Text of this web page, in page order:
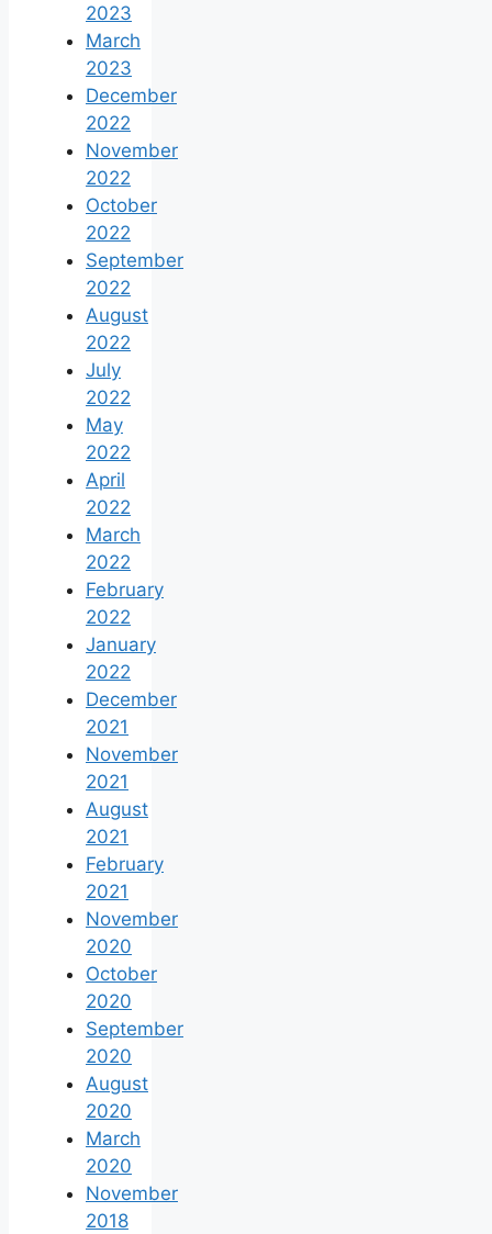
2023
March
2023
December
2022
November
2022
October
2022
September
2022
August
2022
July
2022
May
2022
April
2022
March
2022
February
2022
January
2022
December
2021
November
2021
August
2021
February
2021
November
2020
October
2020
September
2020
August
2020
March
2020
November
2018